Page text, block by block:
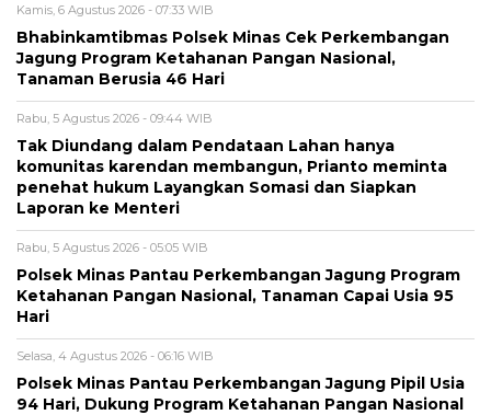
Kamis, 6 Agustus 2026 - 07:33 WIB
Bhabinkamtibmas Polsek Minas Cek Perkembangan
Jagung Program Ketahanan Pangan Nasional,
Tanaman Berusia 46 Hari
Rabu, 5 Agustus 2026 - 09:44 WIB
Tak Diundang dalam Pendataan Lahan hanya
komunitas karendan membangun, Prianto meminta
penehat hukum Layangkan Somasi dan Siapkan
Laporan ke Menteri
Rabu, 5 Agustus 2026 - 05:05 WIB
Polsek Minas Pantau Perkembangan Jagung Program
Ketahanan Pangan Nasional, Tanaman Capai Usia 95
Hari
Selasa, 4 Agustus 2026 - 06:16 WIB
Polsek Minas Pantau Perkembangan Jagung Pipil Usia
94 Hari, Dukung Program Ketahanan Pangan Nasional